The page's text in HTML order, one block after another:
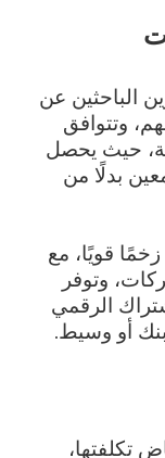
الباحثين عن
وتتوافق
حيث يحصل
بدلًا من
قويًا، مع
وتوفر
الرقمي
أو وسيط.
تكلفتها،